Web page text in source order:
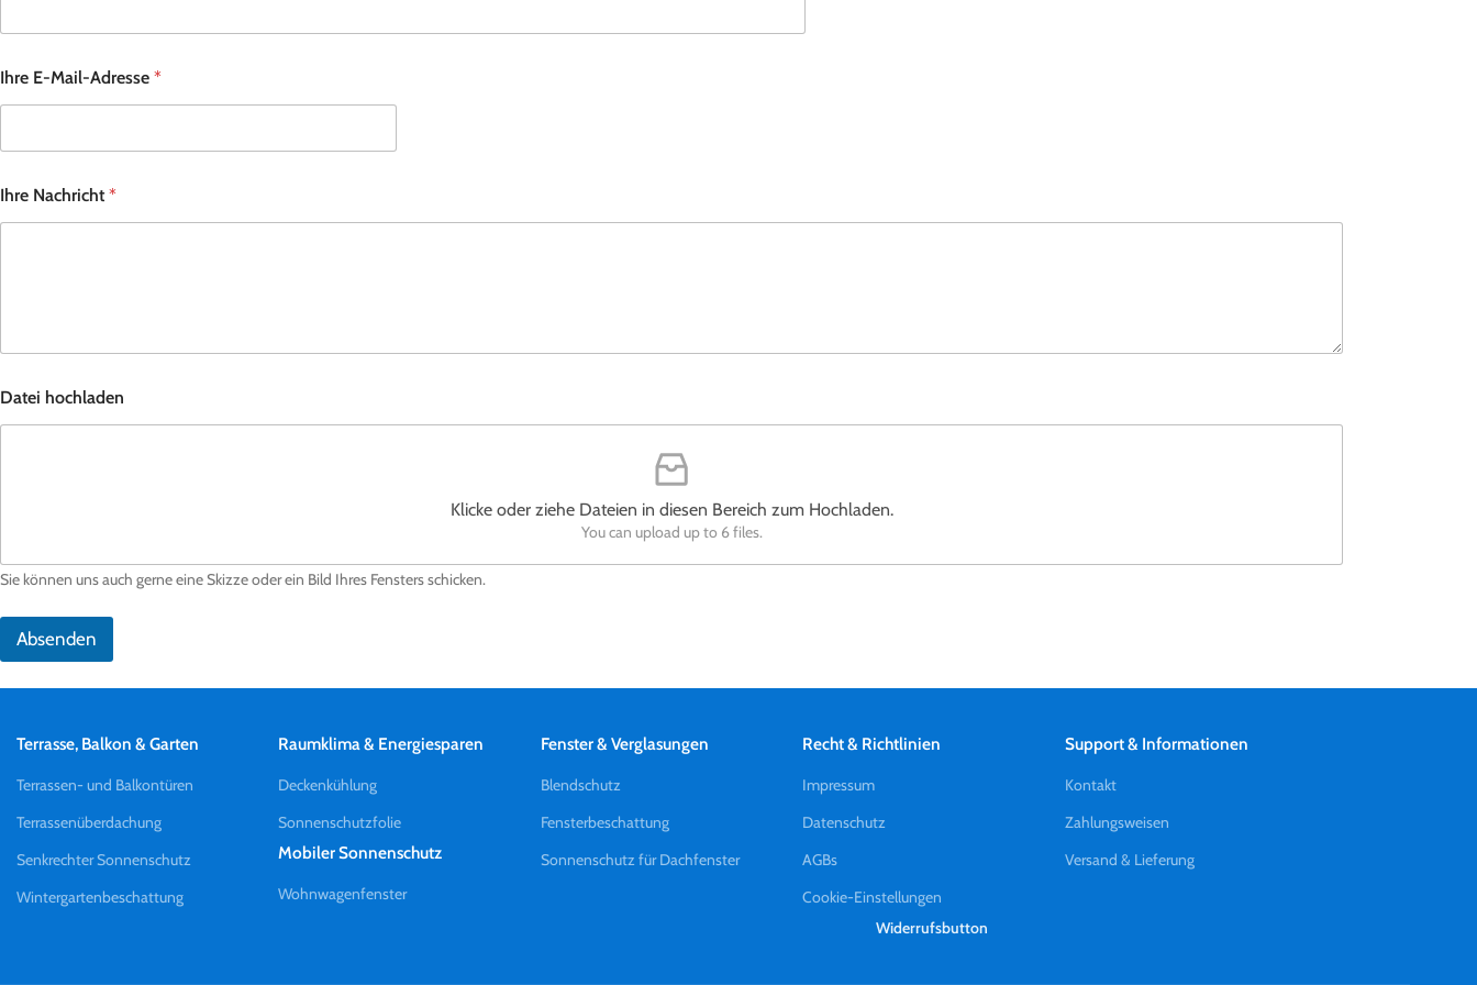
Ihre E-Mail-Adresse *
Ihre Nachricht*
Datei hochladen
Klicke oder ziehe Dateien in diesen Bereich zum Hochladen.
You can upload up to 6 files.
Sie können uns auch gerne eine Skizze oder ein Bild Ihres Fensters schicken.
Absenden
Terrasse, Balkon & Garten
Terrassen- und Balkontüren
Terrassenüberdachung
Senkrechter Sonnenschutz
Wintergartenbeschattung
Raumklima & Energiesparen
Deckenkühlung
Sonnenschutzfolie
Mobiler Sonnenschutz
Wohnwagenfenster
Fenster & Verglasungen
Blendschutz
Fensterbeschattung
Sonnenschutz für Dachfenster
Recht & Richtlinien
Impressum
Datenschutz
AGBs
Cookie-Einstellungen
Widerrufsbutton
Support & Informationen
Kontakt
Zahlungsweisen
Versand & Lieferung